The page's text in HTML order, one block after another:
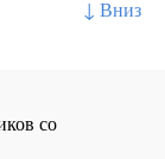
↓ Вниз
со